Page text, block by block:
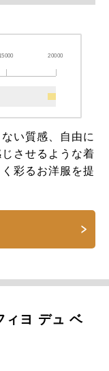
20000
い質感、自由に
させるような着
彩るお洋服を提
ヨ デュ ベ